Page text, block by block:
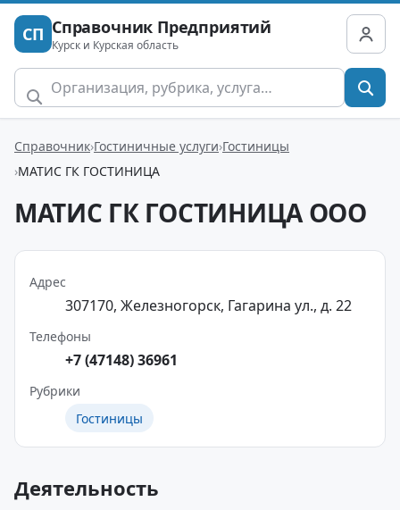
СП Справочник Предприятий
Курск и Курская область
Справочник Гостиничные услуги Гостиницы
МАТИС ГК ГОСТИНИЦА
МАТИС ГК ГОСТИНИЦА ООО
Адрес
307170, Железногорск, Гагарина ул., д. 22
Телефоны
+7 (47148) 36961
Рубрики
Гостиницы
Деятельность